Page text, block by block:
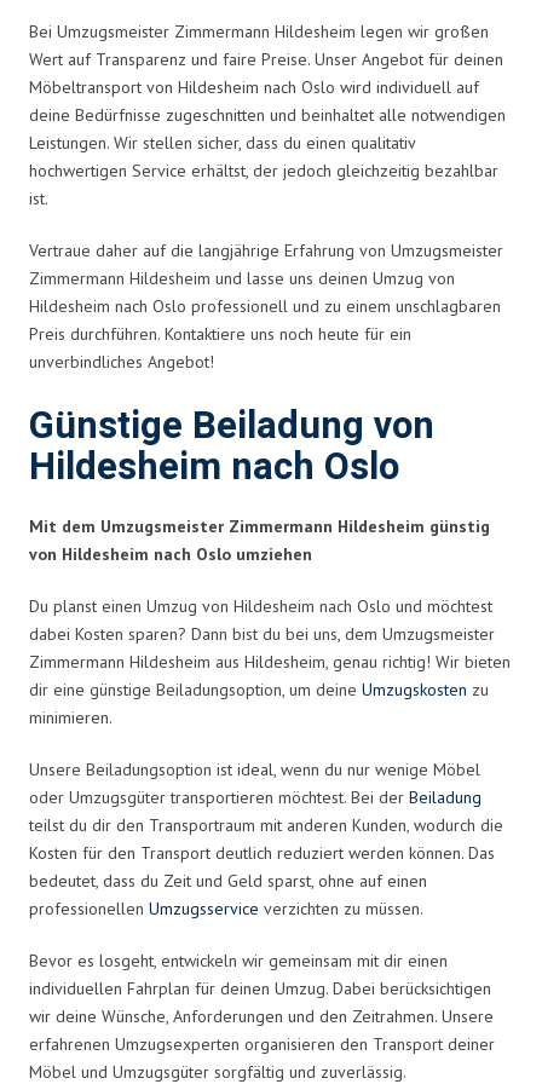
Bei Umzugsmeister Zimmermann Hildesheim legen wir großen
Wert auf Transparenz und faire Preise. Unser Angebot für deinen
Möbeltransport von Hildesheim nach Oslo wird individuell auf
deine Bedürfnisse zugeschnitten und beinhaltet alle notwendigen
Leistungen. Wir stellen sicher, dass du einen qualitativ
hochwertigen Service erhältst, der jedoch gleichzeitig bezahlbar
ist.
Vertraue daher auf die langjährige Erfahrung von Umzugsmeister
Zimmermann Hildesheim und lasse uns deinen Umzug von
Hildesheim nach Oslo professionell und zu einem unschlagbaren
Preis durchführen. Kontaktiere uns noch heute für ein
unverbindliches Angebot!
Günstige Beiladung von
Hildesheim nach Oslo
Mit dem Umzugsmeister Zimmermann Hildesheim günstig
von Hildesheim nach Oslo umziehen
Du planst einen Umzug von Hildesheim nach Oslo und möchtest
dabei Kosten sparen? Dann bist du bei uns, dem Umzugsmeister
Zimmermann Hildesheim aus Hildesheim, genau richtig! Wir bieten
dir eine günstige Beiladungsoption, um deine Umzugskosten zu
minimieren.
Unsere Beiladungsoption ist ideal, wenn du nur wenige Möbel
oder Umzugsgüter transportieren möchtest. Bei der Beiladung
teilst du dir den Transportraum mit anderen Kunden, wodurch die
Kosten für den Transport deutlich reduziert werden können. Das
bedeutet, dass du Zeit und Geld sparst, ohne auf einen
professionellen Umzugsservice verzichten zu müssen.
Bevor es losgeht, entwickeln wir gemeinsam mit dir einen
individuellen Fahrplan für deinen Umzug. Dabei berücksichtigen
wir deine Wünsche, Anforderungen und den Zeitrahmen. Unsere
erfahrenen Umzugsexperten organisieren den Transport deiner
Möbel und Umzugsgüter sorgfältig und zuverlässig.